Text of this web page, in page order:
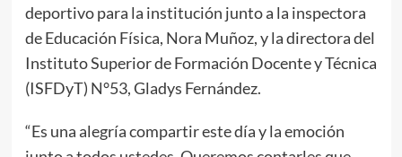
deportivo para la institución junto a la inspectora
de Educación Física, Nora Muñoz, y la directora del
Instituto Superior de Formación Docente y Técnica
(ISFDyT) N°53, Gladys Fernández.
“Es una alegría compartir este día y la emoción